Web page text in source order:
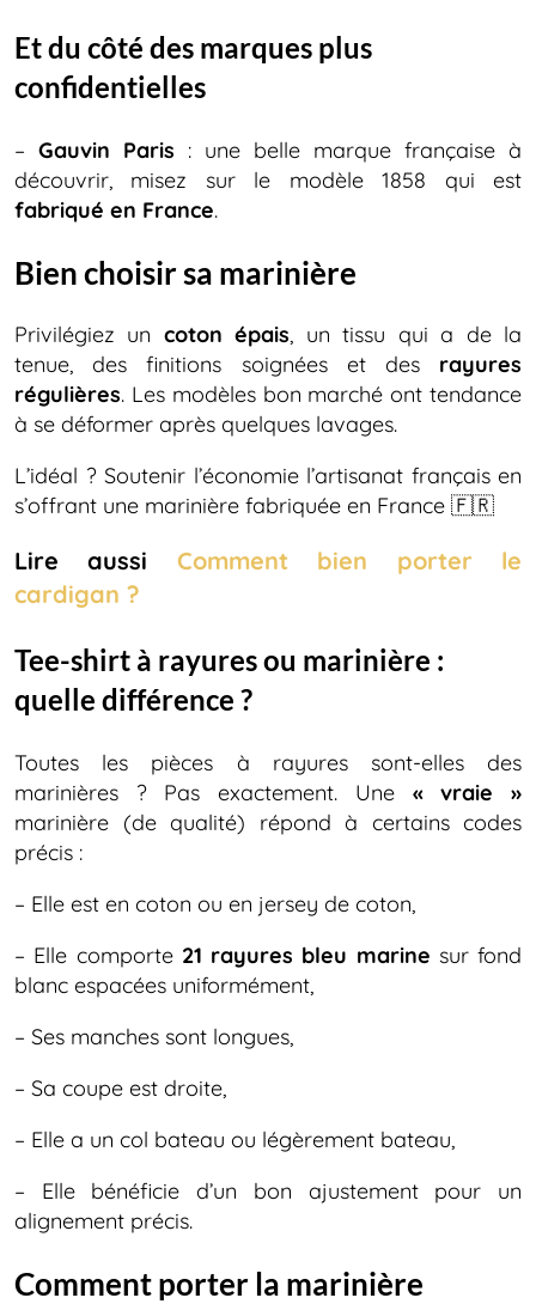
Et du côté des marques plus
confidentielles
– Gauvin Paris : une belle marque française à
découvrir, misez sur le modèle 1858 qui est
fabriqué en France.
Bien choisir sa marinière
Privilégiez un coton épais, un tissu qui a de la
tenue, des finitions soignées et des rayures
régulières. Les modèles bon marché ont tendance
à se déformer après quelques lavages.
L’idéal ? Soutenir l’économie l’artisanat français en
s’offrant une marinière fabriquée en France 🇫🇷
Lire aussi Comment bien porter le
cardigan ?
Tee-shirt à rayures ou marinière :
quelle différence ?
Toutes les pièces à rayures sont-elles des
marinières ? Pas exactement. Une « vraie »
marinière (de qualité) répond à certains codes
précis :
– Elle est en coton ou en jersey de coton,
– Elle comporte 21 rayures bleu marine sur fond
blanc espacées uniformément,
– Ses manches sont longues,
– Sa coupe est droite,
– Elle a un col bateau ou légèrement bateau,
– Elle bénéficie d’un bon ajustement pour un
alignement précis.
Comment porter la marinière